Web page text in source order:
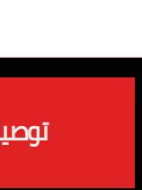
المحتوى